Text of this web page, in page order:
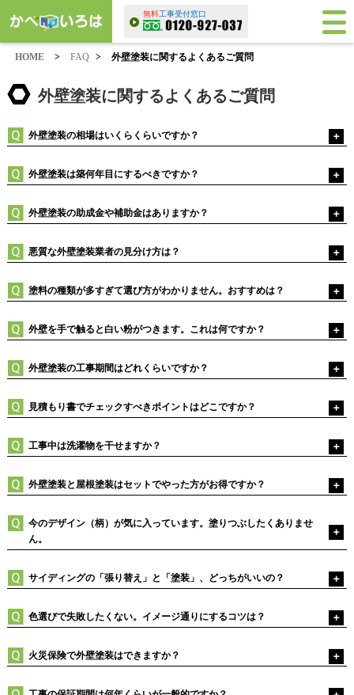
無料工事受付窓口
HOME > FAQ > 外壁塗装に関するよくあるご質問
外壁塗装に関するよくあるご質問
外壁塗装の相場はいくらくらいですか？
外壁塗装は築何年目にするべきですか？
外壁塗装の助成金や補助金はありますか？
悪質な外壁塗装業者の見分け方は？
塗料の種類が多すぎて選び方がわかりません。おすすめは？
外壁を手で触ると白い粉がつきます。これは何ですか？
外壁塗装の工事期間はどれくらいですか？
見積もり書でチェックすべきポイントはどこですか？
工事中は洗濯物を干せますか？
外壁塗装と屋根塗装はセットでやった方がお得ですか？
今のデザイン（柄）が気に入っています。塗りつぶしたくありませ
ん。
サイディングの「張り替え」と「塗装」、どっちがいいの？
色選びで失敗したくない。イメージ通りにするコツは？
火災保険で外壁塗装はできますか？